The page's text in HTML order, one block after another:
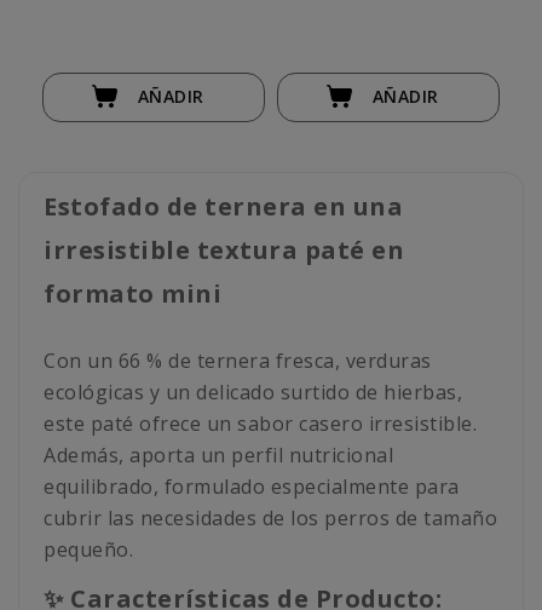
AÑADIR AÑADIR
Estofado de ternera en una
irresistible textura paté en
formato mini
Con un 66 % de ternera fresca, verduras
ecológicas y un delicado surtido de hierbas,
este paté ofrece un sabor casero irresistible.
Además, aporta un perfil nutricional
equilibrado, formulado especialmente para
cubrir las necesidades de los perros de tamaño
pequeño.
✨ Características de Producto: